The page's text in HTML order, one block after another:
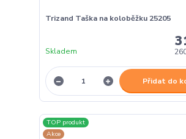
Trizand Taška na koloběžku 25205
Skladem
Přidat do
TOP produkt
Akce